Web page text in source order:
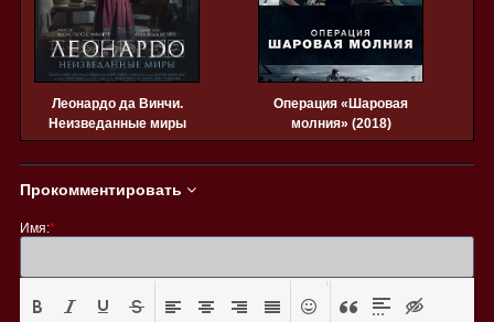
Леонардо да Винчи.
Неизведанные миры
(2019)
Операция «Шаровая
молния» (2018)
Прокомментировать
Имя:*